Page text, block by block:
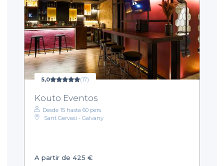
5,0 (17)
Kouto Eventos
Desde 15 hasta 60 pers.
Sant Gervasi - Galvany
A partir de 425 €